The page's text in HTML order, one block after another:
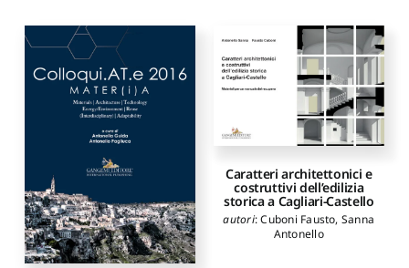
Giorgio Giorgio,Ferreira
Bruno Franco,
Barbieri Ignacio
Contreras Daniel Rodrigo ,
Marvaldi Romina ,Melis
Marco,Mendaro Corsini
Ignacio,Mocci Silvia
Montes Herraiz José
Morales Sanchez
Oggiano Francesca
Pani Elisabetta
Barbara
Solinas Simone,Tuveri Luca
Mari Antonella,Martino
Moccia Carlo,
Montemurro Michele
Moschini Francesco,Netti
Lorenzo
Paris Spartaco,
Pietropaolo Lorenzo,Rinaldi
Domenico
Caratteri architettonici e
costruttivi dell’edilizia
storica a Cagliari-Castello
autori:Cuboni Fausto, Sanna
Antonello